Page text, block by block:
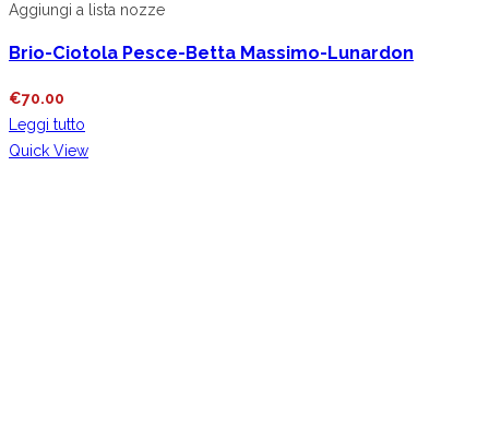
Aggiungi a lista nozze
Brio-Ciotola Pesce-Betta Massimo-Lunardon
€70.00
Leggi tutto
Quick View